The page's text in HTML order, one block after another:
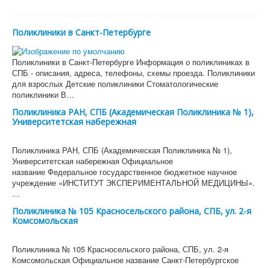
Поликлиники в Санкт-Петербурге
Поликлиники в Санкт-Петербурге Информация о поликлиниках в
СПБ - описания, адреса, телефоны, схемы проезда. Поликлиники
для взрослых Детские поликлиники Стоматологические
поликлиники В…
Поликлиника РАН, СПБ (Академическая Поликлиника № 1),
Университетская набережная
Поликлиника РАН, СПБ (Академическая Поликлиника № 1),
Университетская набережная Официальное
название Федеральное государственное бюджетное научное
учреждение «ИНСТИТУТ ЭКСПЕРИМЕНТАЛЬНОЙ МЕДИЦИНЫ».
…
Поликлиника № 105 Красносельского района, СПБ, ул. 2-я
Комсомольская
Поликлиника № 105 Красносельского района, СПБ, ул. 2-я
Комсомольская Официальное название Санкт-Петербургское